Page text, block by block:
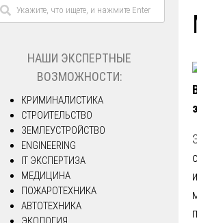
НАШИ ЭКСПЕРТНЫЕ
ВОЗМОЖНОСТИ:
КРИМИНАЛИСТИКА
СТРОИТЕЛЬСТВО
ЗЕМЛЕУСТРОЙСТВО
ENGINEERING
IT ЭКСПЕРТИЗА
МЕДИЦИНА
ПОЖАРОТЕХНИКА
АВТОТЕХНИКА